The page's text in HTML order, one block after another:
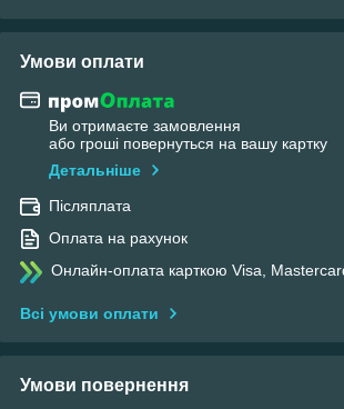
Умови оплати
Ви отримаєте замовлення
або гроші повернуться на вашу картку
Детальніше
Післяплата
Оплата на рахунок
Онлайн-оплата карткою Visa,
Всі умови оплати
Умови повернення